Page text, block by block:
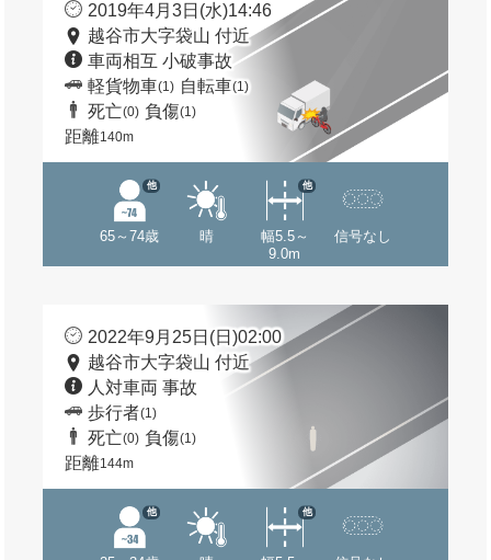
2019年4月3日(水)14:46
越谷市大字袋山 付近
車両相互 小破事故
軽貨物車(1) 自転車(1)
死亡(0) 負傷(1)
距離140m
65～74歳
他
晴
幅5.5～
9.0m
他
信号なし
2022年9月25日(日)02:00
越谷市大字袋山 付近
人対車両 事故
歩行者(1)
死亡(0) 負傷(1)
距離144m
他 他